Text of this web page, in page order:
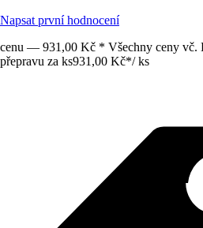
Napsat první hodnocení
cenu — 931,00 Kč * Všechny ceny vč.
přepravu za ks931,00 Kč*/ ks